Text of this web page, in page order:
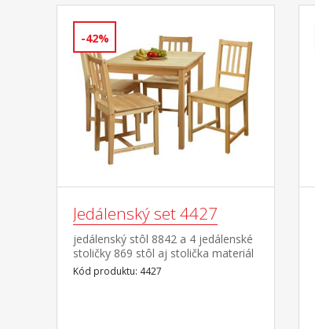
-42%
Jedálenský set 4427
jedálenský stôl 8842 a 4 jedálenské
stoličky 869 stôl aj stolička materiál
masív borovica, lakované
prevedenie výška sedu stoličky 45
Kód produktu: 4427